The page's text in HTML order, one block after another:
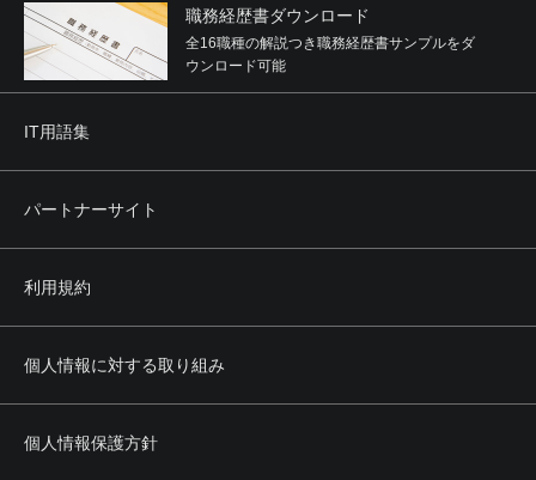
職務経歴書ダウンロード
全16職種の解説つき職務経歴書サンプルをダ
ウンロード可能
IT用語集
パートナーサイト
利用規約
個人情報に対する取り組み
個人情報保護方針